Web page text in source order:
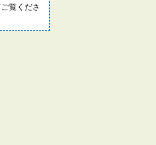
覧くださ